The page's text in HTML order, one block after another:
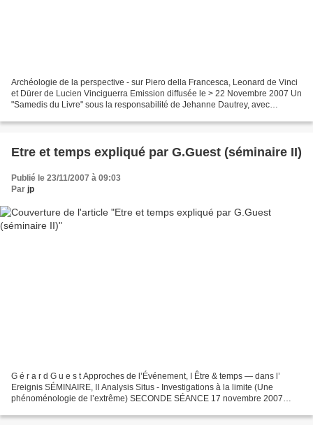
Archéologie de la perspective - sur Piero della Francesca, Leonard de Vinci
et Dürer de Lucien Vinciguerra Emission diffusée le > 22 Novembre 2007 Un
"Samedis du Livre" sous la responsabilité de Jehanne Dautrey, avec
Etre et temps expliqué par G.Guest (séminaire II)
Publié le 23/11/2007 à 09:03
Par jp
G é r a r d G u e s t Approches de l’Événement, I Être & temps — dans l’
Ereignis SÉMINAIRE, II Analysis Situs - Investigations à la limite (Une
phénoménologie de l’extrême) SECONDE SÉANCE 17 novembre 2007